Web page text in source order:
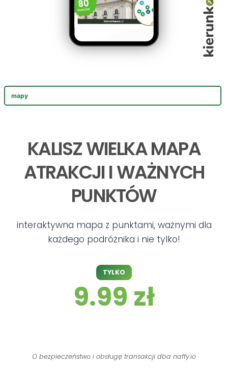
mapy
KALISZ WIELKA MAPA
ATRAKCJI I WAŻNYCH
PUNKTÓW
interaktywna mapa z punktami, ważnymi dla
każdego podróżnika i nie tylko!
TYLKO
9.99 zł
O bezpieczeństwo i obsługę transakcji dba naffy.io